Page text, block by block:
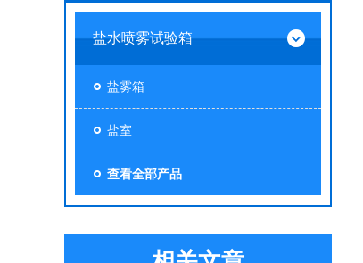
盐水喷雾试验箱
盐雾箱
盐室
查看全部产品